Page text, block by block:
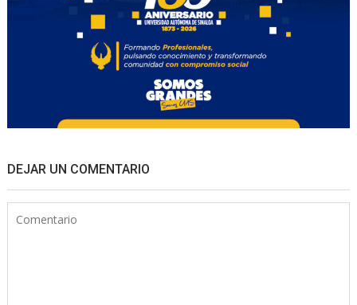
DEJAR UN COMENTARIO